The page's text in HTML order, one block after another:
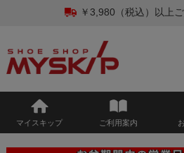
￥3,980（税込）以上
マイスキップ ご利用案内